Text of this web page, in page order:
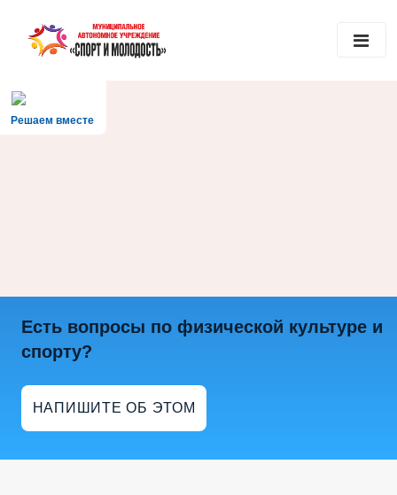
Решаем вместе
Есть вопросы по физической культуре и
спорту?
НАПИШИТЕ ОБ ЭТОМ